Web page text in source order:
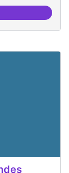
expressi i